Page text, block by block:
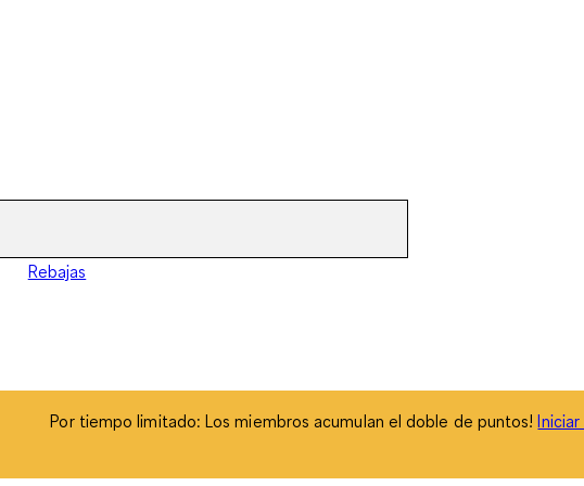
Rebajas
Por tiempo limitado: Los miembros acumulan el doble de puntos!